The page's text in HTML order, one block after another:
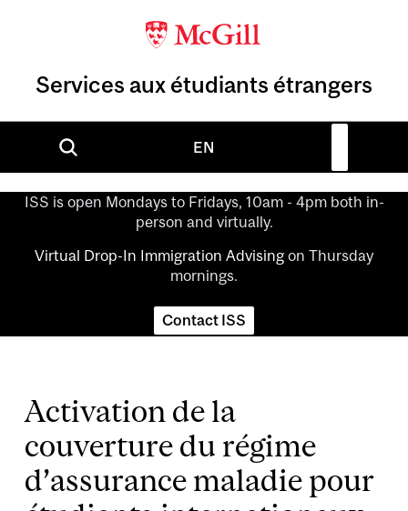
Services aux étudiants étrangers
EN
ISS is open Mondays to Fridays, 10am - 4pm both in-
person and virtually.
Virtual Drop-In Immigration Advising on Thursday
mornings.
Contact ISS
Activation de la
couverture du régime
d’assurance maladie pour